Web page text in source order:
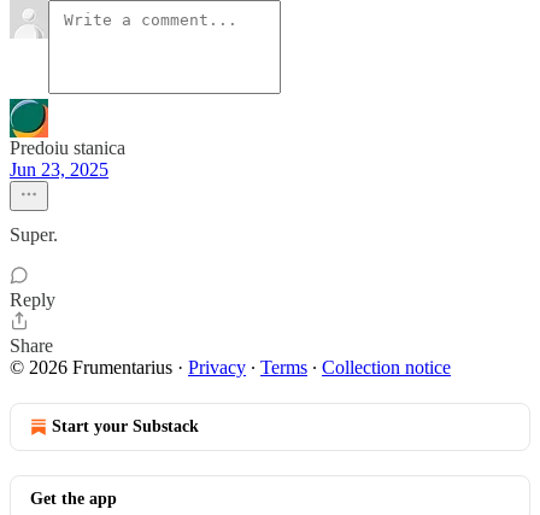
Predoiu stanica
Jun 23, 2025
Super.
Reply
Share
© 2026 Frumentarius · Privacy ∙ Terms ∙ Collection notice
Start your Substack
Get the app